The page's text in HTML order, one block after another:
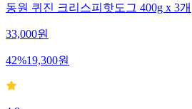
동원 퀴진 크리스피핫도그 400g x 3개
33,000원
42%19,300원